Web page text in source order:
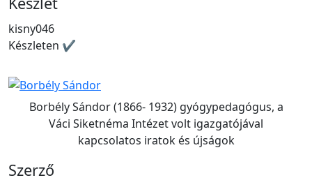
kisny046
Készleten ✔
Borbély Sándor (1866- 1932) gyógypedagógus, a
Váci Siketnéma Intézet volt igazgatójával
kapcsolatos iratok és újságok
Szerző